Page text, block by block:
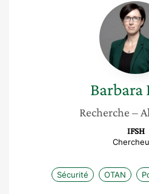
Barbara
Recherche –
IFSH
Sécurité OTAN